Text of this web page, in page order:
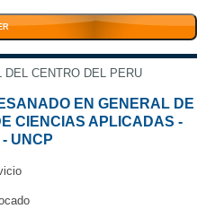
CENTRO DEL PERU
EN GENERAL DE
CIENCIAS APLICADAS -
UNCP